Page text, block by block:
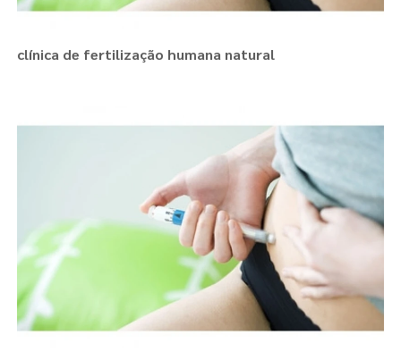
clínica de fertilização humana natural